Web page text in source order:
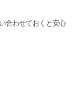
合わせておくと安心